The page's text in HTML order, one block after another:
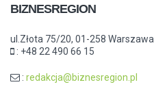
BIZNESREGION
ul.Złota 75/20, 01-258 Warszawa
: +48 22 490 66 15
: redakcja@biznesregion.pl